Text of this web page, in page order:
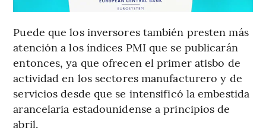
Puede que los inversores también presten más
atención a los índices PMI que se publicarán
entonces, ya que ofrecen el primer atisbo de
actividad en los sectores manufacturero y de
servicios desde que se intensificó la embestida
arancelaria estadounidense a principios de
abril.